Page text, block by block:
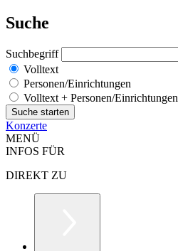
Suche
Suchbegriff
Volltext
Personen/Einrichtungen
Volltext + Personen/Einrichtungen
Konzerte
MENÜ
INFOS FÜR
DIREKT ZU